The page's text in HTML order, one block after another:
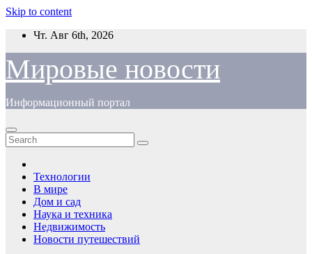
Skip to content
Чт. Авг 6th, 2026
Мировые новости
Информационный портал
Технологии
В мире
Дом и сад
Наука и техника
Недвижимость
Новости путешествий